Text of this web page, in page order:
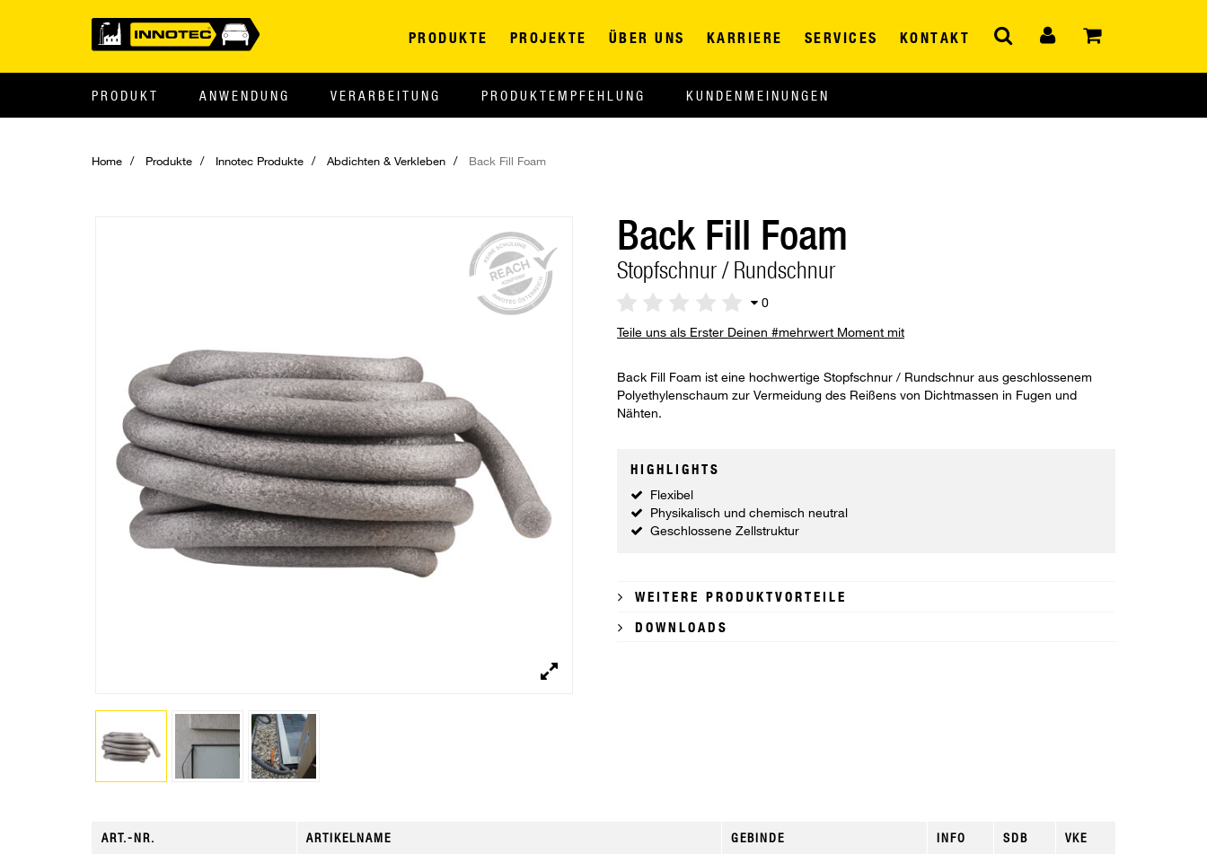
PRODUKTE PROJEKTE ÜBER UNS KARRIERE SERVICES KONTAKT
PRODUKT ANWENDUNG VERARBEITUNG PRODUKTEMPFEHLUNG KUNDENMEINUNGEN
Home Produkte Innotec Produkte Abdichten & Verkleben Back Fill Foam
Back Fill Foam
Stopfschnur / Rundschnur
0
Teile uns als Erster Deinen #mehrwert Moment mit
Back Fill Foam ist eine hochwertige Stopfschnur / Rundschnur aus geschlossenem
Polyethylenschaum zur Vermeidung des Reißens von Dichtmassen in Fugen und
Nähten.
HIGHLIGHTS
Flexibel
Physikalisch und chemisch neutral
Geschlossene Zellstruktur
WEITERE PRODUKTVORTEILE
DOWNLOADS
ART.-NR. ARTIKELNAME GEBINDE INFO SDB VKE